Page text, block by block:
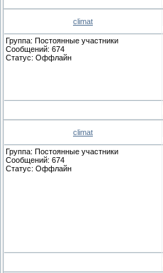
climat
Группа: Постоянные участники
Сообщений: 674
Статус: Оффлайн
climat
Группа: Постоянные участники
Сообщений: 674
Статус: Оффлайн